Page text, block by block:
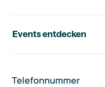
Events entdecken
Telefonnummer